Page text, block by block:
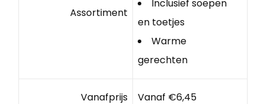
Assortiment
Inclusief soepen
en toetjes
Warme
gerechten
Vanafprijs Vanaf €6,45